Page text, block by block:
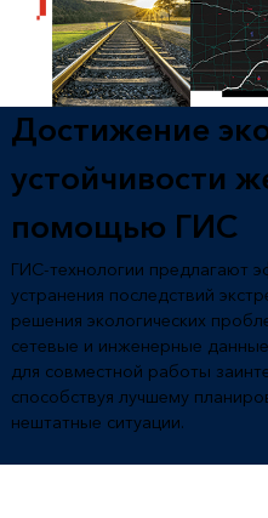
Достижение
устойчивости
помощью ГИС
ГИС-технологии предлагают
устранения последствий
решения экологических
сетевые и инженерные
для совместной работы
способствуя лучшему
нештатные ситуации.